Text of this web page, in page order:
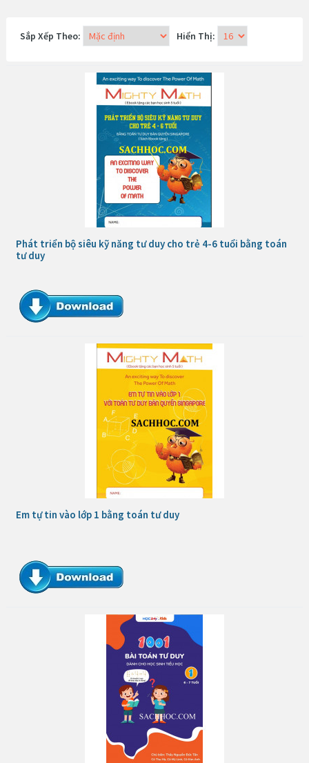
Sắp Xếp Theo: Hiển Thị:
Phát triển bộ siêu kỹ năng tư duy cho trẻ 4-6 tuổi bằng toán
tư duy
Em tự tin vào lớp 1 bằng toán tư duy